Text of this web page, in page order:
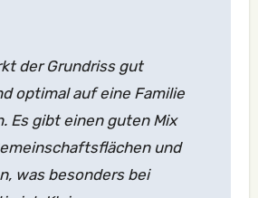
der Grundriss gut
optimal auf eine Familie
Es gibt einen guten Mix
und
was besonders bei